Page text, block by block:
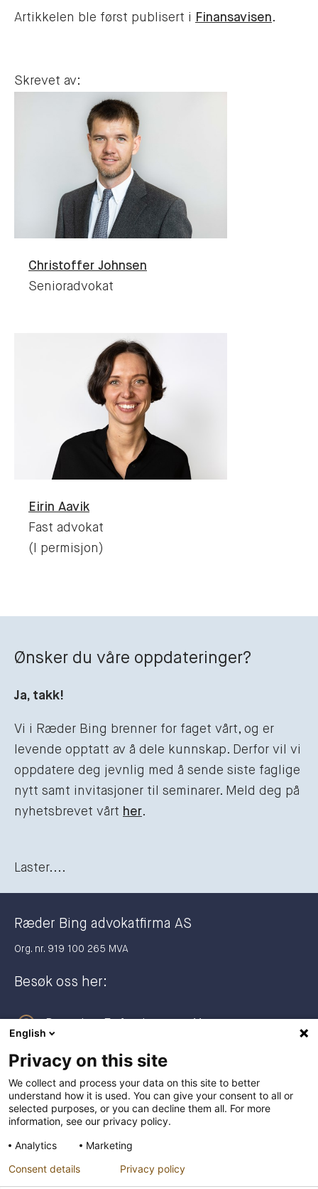
Artikkelen ble først publisert i Finansavisen.
Skrevet av:
Christoffer Johnsen
Senioradvokat
Eirin Aavik
Fast advokat
(I permisjon)
Ønsker du våre oppdateringer?
Ja, takk!
Vi i Ræder Bing brenner for faget vårt, og er
levende opptatt av å dele kunnskap. Derfor vil vi
oppdatere deg jevnlig med å sende siste faglige
nytt samt invitasjoner til seminarer. Meld deg på
nyhetsbrevet vårt her.
Laster....
Ræder Bing advokatfirma AS
Org. nr. 919 100 265 MVA
Besøk oss her:
Postadresse:
Postboks 2944 Solli
0230 Oslo
post@raederbing.no
English
Privacy on this site
We collect and process your data on this site to better
understand how it is used. You can give your consent to all or
selected purposes, or you can decline them all. For more
information, see our privacy policy.
Analytics
Marketing
Consent details
Privacy policy